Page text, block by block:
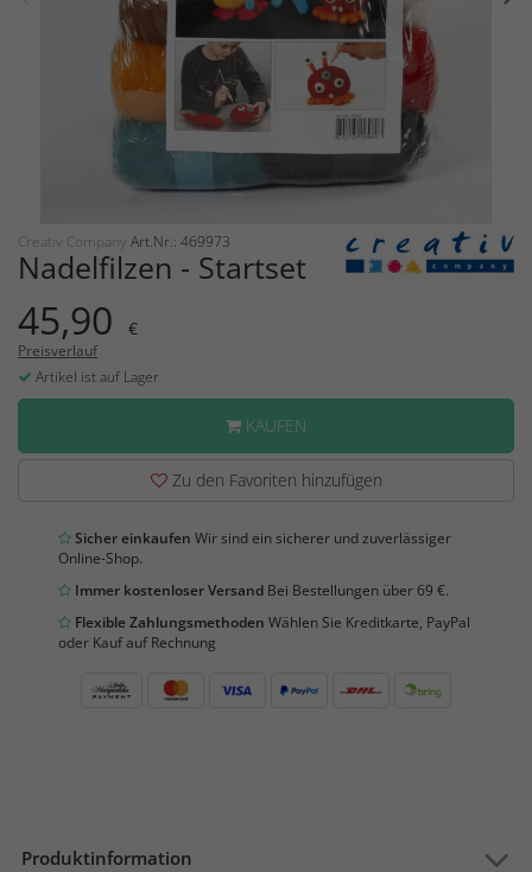
Creativ Company Art.Nr.: 469973
Nadelfilzen - Startset
45,90 €
Preisverlauf
Artikel ist auf Lager
KAUFEN
Zu den Favoriten hinzufügen
Sicher einkaufen Wir sind ein sicherer und zuverlässiger
Online-Shop.
Immer kostenloser Versand Bei Bestellungen über 69 €.
Flexible Zahlungsmethoden Wählen Sie Kreditkarte, PayPal
oder Kauf auf Rechnung
Produktinformation